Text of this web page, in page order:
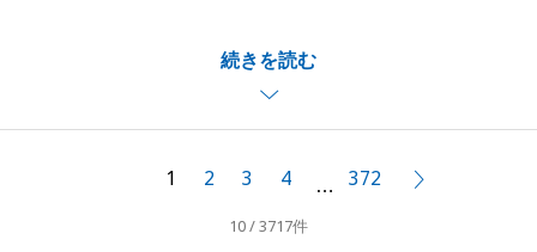
続きを読む
また何かお手伝い出来る事ございましたら、ぜひお声
今後ともよろしくお願いいたします。
閉じる
1 2 3 4 … 372
10 / 3717件